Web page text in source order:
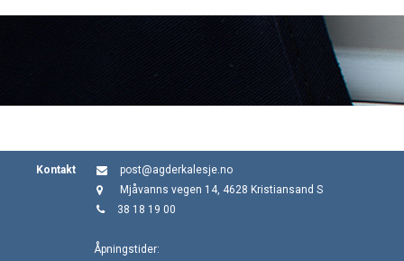
Kontakt
post@agderkalesje.no
Mjåvanns vegen 14, 4628 Kristiansand S
38 18 19 00
Åpningstider: